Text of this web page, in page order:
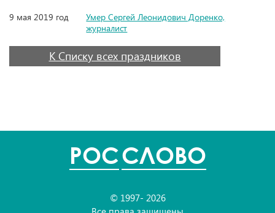
9 мая 2019 год
Умер Сергей Леонидович Доренко,
журналист
К Списку всех праздников
POCСЛОВО
© 1997- 2026